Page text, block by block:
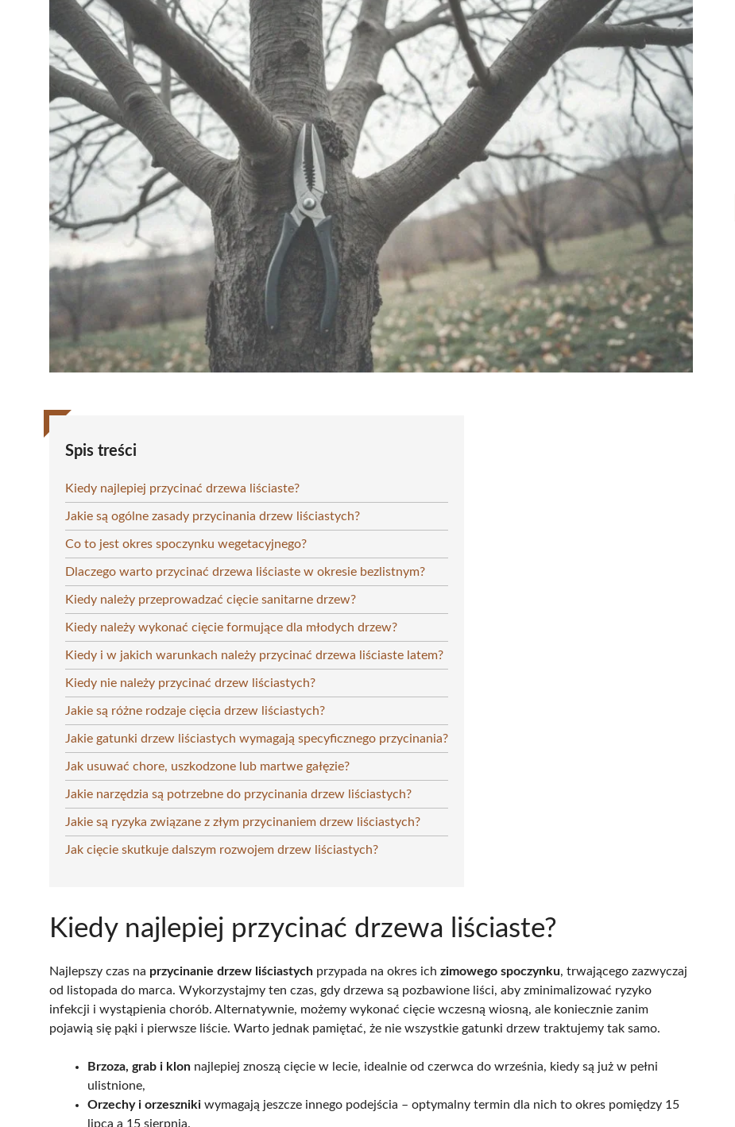
Spis treści
Kiedy najlepiej przycinać drzewa liściaste?
Jakie są ogólne zasady przycinania drzew liściastych?
Co to jest okres spoczynku wegetacyjnego?
Dlaczego warto przycinać drzewa liściaste w okresie bezlistnym?
Kiedy należy przeprowadzać cięcie sanitarne drzew?
Kiedy należy wykonać cięcie formujące dla młodych drzew?
Kiedy i w jakich warunkach należy przycinać drzewa liściaste latem?
Kiedy nie należy przycinać drzew liściastych?
Jakie są różne rodzaje cięcia drzew liściastych?
Jakie gatunki drzew liściastych wymagają specyficznego przycinania?
Jak usuwać chore, uszkodzone lub martwe gałęzie?
Jakie narzędzia są potrzebne do przycinania drzew liściastych?
Jakie są ryzyka związane z złym przycinaniem drzew liściastych?
Jak cięcie skutkuje dalszym rozwojem drzew liściastych?
Kiedy najlepiej przycinać drzewa liściaste?
Najlepszy czas na przycinanie drzew liściastych przypada na okres ich zimowego spoczynku, trwającego zazwyczaj
od listopada do marca. Wykorzystajmy ten czas, gdy drzewa są pozbawione liści, aby zminimalizować ryzyko
infekcji i wystąpienia chorób. Alternatywnie, możemy wykonać cięcie wczesną wiosną, ale koniecznie zanim
pojawią się pąki i pierwsze liście. Warto jednak pamiętać, że nie wszystkie gatunki drzew traktujemy tak samo.
Brzoza, grab i klon najlepiej znoszą cięcie w lecie, idealnie od czerwca do września, kiedy są już w pełni
ulistnione,
Orzechy i orzeszniki wymagają jeszcze innego podejścia – optymalny termin dla nich to okres pomiędzy 15
lipca a 15 sierpnia.